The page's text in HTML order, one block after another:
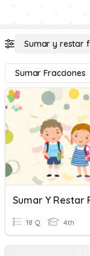
Sumar y restar
Sumar Fracciones
18 Q 4th